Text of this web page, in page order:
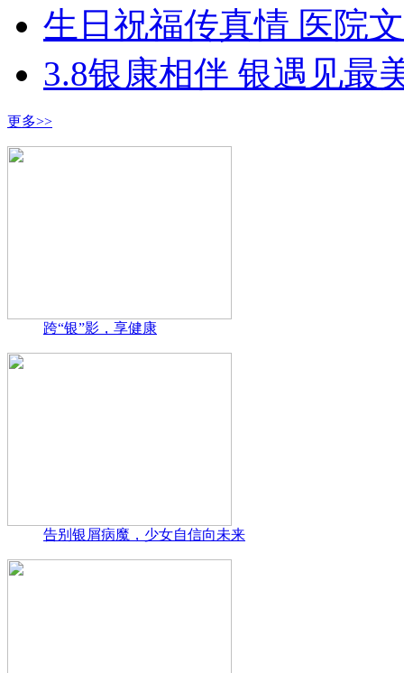
生日祝福传真情 医院
3.8银康相伴 银遇见最
更多>>
跨“银”影，享健康
告别银屑病魔，少女自信向未来